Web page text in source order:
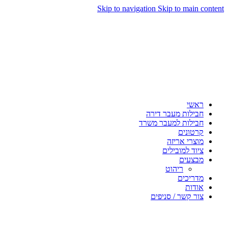
Skip to navigation Skip to main content
ראשי
חבילות מעבר דירה
חבילות למעבר משרד
קרטונים
מוצרי אריזה
ציוד למובילים
מבצעים
ריהוט
מדריכים
אודות
צור קשר / סניפים